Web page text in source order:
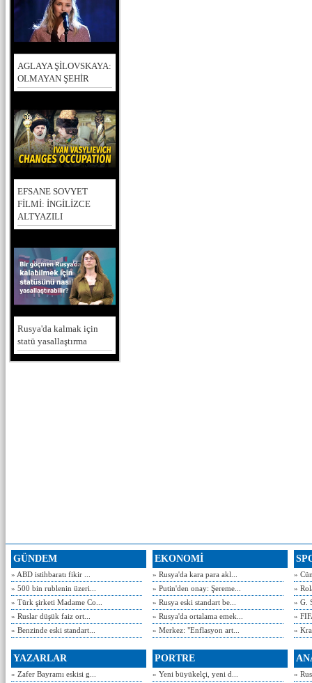
AGLAYA ŞİLOVSKAYA:
OLMAYAN ŞEHİR
EFSANE SOVYET
FİLMİ: İNGİLİZCE
ALTYAZILI
Rusya'da kalmak için
statü yasallaştırma
GÜNDEM
» ABD istihbaratı fikir ...
» 500 bin rublenin üzeri...
» Türk şirketi Madame Co...
» Ruslar düşük faiz ort...
» Benzinde eski standart...
EKONOMİ
» Rusya'da kara para akl...
» Putin'den onay: Şereme...
» Rusya eski standart be...
» Rusya'da ortalama emek...
» Merkez: "Enflasyon art...
»
»
» G.
»
»
YAZARLAR
» Zafer Bayramı eskisi g...
PORTRE
» Yeni büyükelçi, yeni d...
»